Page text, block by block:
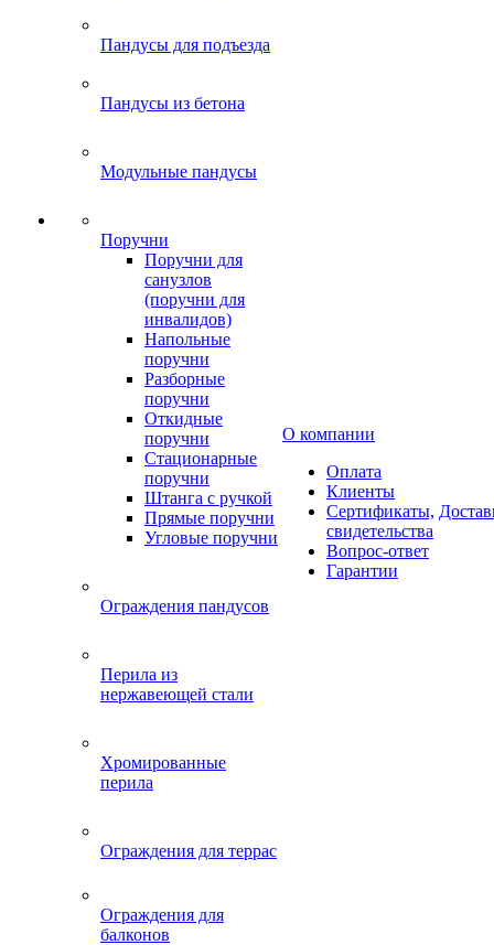
Пандусы для подъезда
Пандусы из бетона
Модульные пандусы
Поручни
Поручни для
санузлов
(поручни для
инвалидов)
Напольные
поручни
Разборные
поручни
Откидные
поручни
Стационарные
поручни
Штанга с ручкой
Прямые поручни
Угловые поручни
Ограждения пандусов
Перила из
нержавеющей стали
Хромированные
перила
Ограждения для террас
Ограждения для
балконов
О компании
Оплата
Клиенты
Сертификаты,
свидетельства
Вопрос-ответ
Гарантии